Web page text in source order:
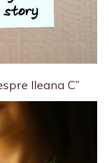
Ileana C”